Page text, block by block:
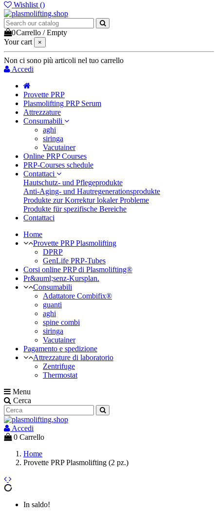
Wishlist ()
0Carrello /Empty
Your cart
×
Non ci sono più articoli nel tuo carrello
Accedi
Provette PRP
Plasmolifting PRP Serum
Attrezzature
Consumabili
aghi
siringa
Vacutainer
Online PRP Courses
PRP-Courses schedule
Contattaci
Hautschutz- und Pflegeprodukte
Anti-Aging- und Hautregenerationsprodukte
Produkte zur Korrektur lokaler Probleme
Produkte für spezifische Bereiche
Contattaci
Home
Provette PRP Plasmolifting
DPRP
GenLife PRP-Tubes
Corsi online PRP di Plasmolifting®
Pr&auml;senz-Kursplan.
Consumabili
Adattatore Combifix®
guanti
aghi
spine combi
siringa
Vacutainer
Pagamento e spedizione
Attrezzature di laboratorio
Zentrifuge
Thermostat
Menu
Cerca
Accedi
0 Carrello
Home
Provette PRP Plasmolifting (2 pz.)
In saldo!